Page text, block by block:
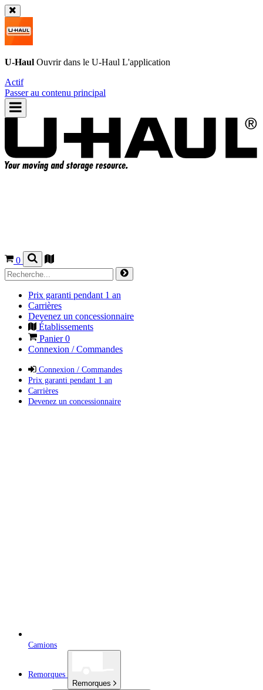
U-Haul Ouvrir dans le U-Haul L'application
Actif
Passer au contenu principal
0
Prix garanti pendant 1 an
Carrières
Devenez un concessionnaire
Établissements
Panier0
Connexion / Commandes
Connexion / Commandes
Prix garanti pendant 1 an
Carrières
Devenez un concessionnaire
Camions
Remorques
Remorques